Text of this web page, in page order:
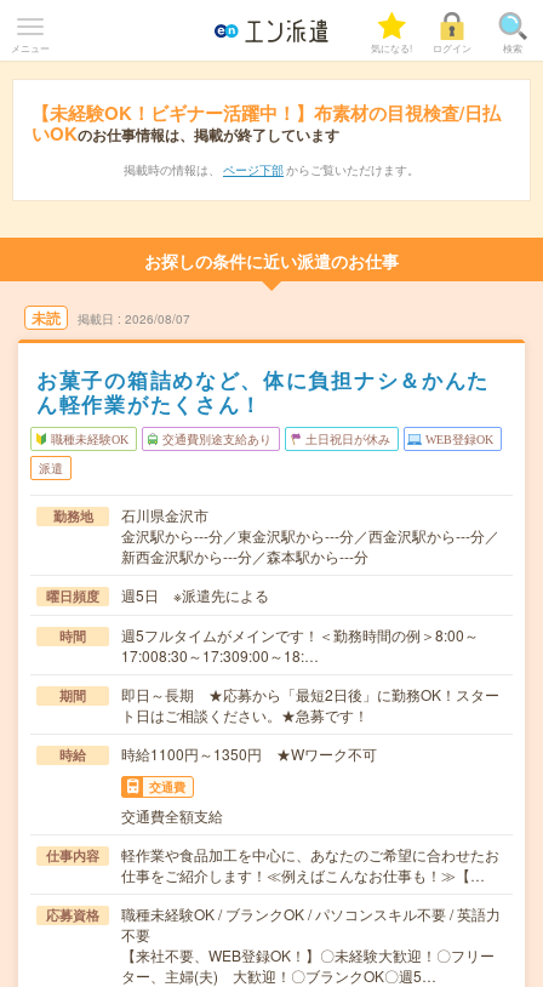
メニュー 気になる! ログイン 検索
【未経験OK！ビギナー活躍中！】布素材の目視検査/日払
いOKのお仕事情報は、掲載が終了しています
掲載時の情報は、 ページ下部 からご覧いただけます。
お探しの条件に近い派遣のお仕事
未読 掲載日 2026/08/07
お菓子の箱詰めなど、体に負担ナシ＆かんた
ん軽作業がたくさん！
職種未経験OK 交通費別途支給あり 土日祝日が休み WEB登録OK
派遣
勤務地
石川県金沢市
金沢駅から---分／東金沢駅から---分／西金沢駅から---分／
新西金沢駅から---分／森本駅から---分
曜日頻度 週5日 ※派遣先による
時間
週5フルタイムがメインです！＜勤務時間の例＞8:00～
17:008:30～17:309:00～18:…
期間
即日～長期 ★応募から「最短2日後」に勤務OK！スター
ト日はご相談ください。★急募です！
時給 時給1100円～1350円 ★Wワーク不可
交通費
交通費全額支給
仕事内容
軽作業や食品加工を中心に、あなたのご希望に合わせたお
仕事をご紹介します！≪例えばこんなお仕事も！≫【…
応募資格
職種未経験OK / ブランクOK / パソコンスキル不要 / 英語力
不要
【来社不要、WEB登録OK！】〇未経験大歓迎！〇フリー
ター、主婦(夫) 大歓迎！〇ブランクOK〇週5…